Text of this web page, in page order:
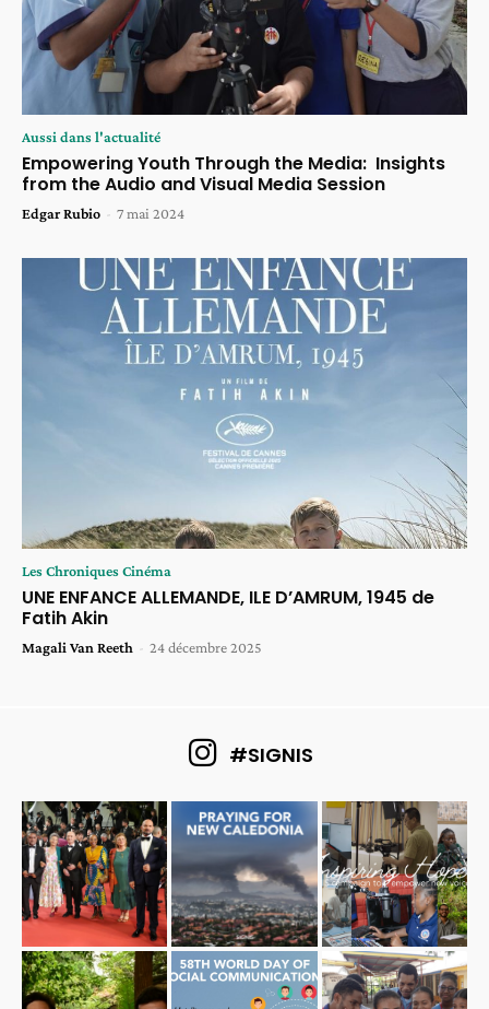
Aussi dans l'actualité
Empowering Youth Through the Media: Insights
from the Audio and Visual Media Session
Edgar Rubio - 7 mai 2024
Les Chroniques Cinéma
UNE ENFANCE ALLEMANDE, ILE D’AMRUM, 1945 de
Fatih Akin
Magali Van Reeth - 24 décembre 2025
#SIGNIS